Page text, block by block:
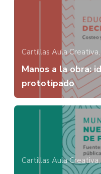
Cartillas Aula Creativa,
Manos a la obra:
prototipado
Cartillas Aula